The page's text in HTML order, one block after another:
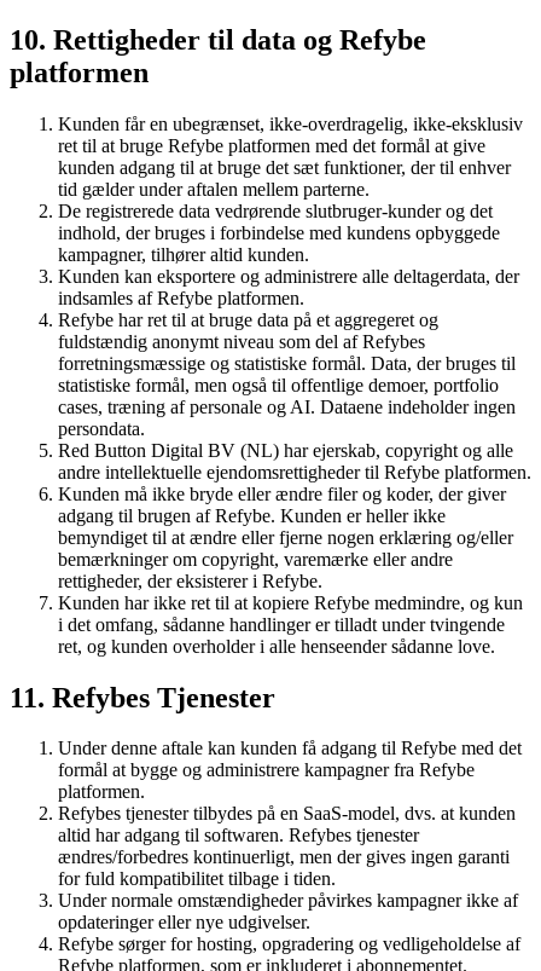
10. Rettigheder til data og Refybe
platformen
Kunden får en ubegrænset, ikke-overdragelig, ikke-eksklusiv
ret til at bruge Refybe platformen med det formål at give
kunden adgang til at bruge det sæt funktioner, der til enhver
tid gælder under aftalen mellem parterne.
De registrerede data vedrørende slutbruger-kunder og det
indhold, der bruges i forbindelse med kundens opbyggede
kampagner, tilhører altid kunden.
Kunden kan eksportere og administrere alle deltagerdata, der
indsamles af Refybe platformen.
Refybe har ret til at bruge data på et aggregeret og
fuldstændig anonymt niveau som del af Refybes
forretningsmæssige og statistiske formål. Data, der bruges til
statistiske formål, men også til offentlige demoer, portfolio
cases, træning af personale og AI. Dataene indeholder ingen
persondata.
Red Button Digital BV (NL) har ejerskab, copyright og alle
andre intellektuelle ejendomsrettigheder til Refybe platformen.
Kunden må ikke bryde eller ændre filer og koder, der giver
adgang til brugen af Refybe. Kunden er heller ikke
bemyndiget til at ændre eller fjerne nogen erklæring og/eller
bemærkninger om copyright, varemærke eller andre
rettigheder, der eksisterer i Refybe.
Kunden har ikke ret til at kopiere Refybe medmindre, og kun
i det omfang, sådanne handlinger er tilladt under tvingende
ret, og kunden overholder i alle henseender sådanne love.
11. Refybes Tjenester
Under denne aftale kan kunden få adgang til Refybe med det
formål at bygge og administrere kampagner fra Refybe
platformen.
Refybes tjenester tilbydes på en SaaS-model, dvs. at kunden
altid har adgang til softwaren. Refybes tjenester
ændres/forbedres kontinuerligt, men der gives ingen garanti
for fuld kompatibilitet tilbage i tiden.
Under normale omstændigheder påvirkes kampagner ikke af
opdateringer eller nye udgivelser.
Refybe sørger for hosting, opgradering og vedligeholdelse af
Refybe platformen, som er inkluderet i abonnementet.